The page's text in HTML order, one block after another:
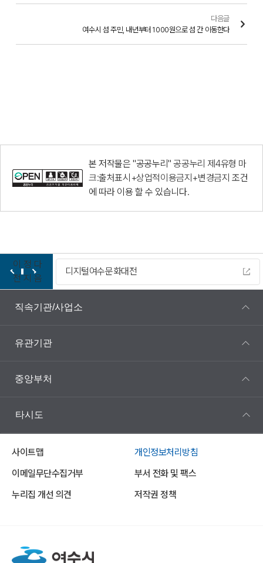
다음글
여수시 섬 주민, 내년부터 1000원으로 섬 간 이동한다
본 저작물은 "공공누리"공공누리 제4유형 마
크:출처표시+상업적이용금지+변경금지 조건
에 따라 이용 할 수 있습니다.
이
전
정
지
다
음
디지털여수문화대전
직속기관/사업소
유관기관
중앙부처
타시도
사이트맵
개인정보처리방침
이메일무단수집거부
부서 전화 및 팩스
누리집 개선 의견
저작권 정책